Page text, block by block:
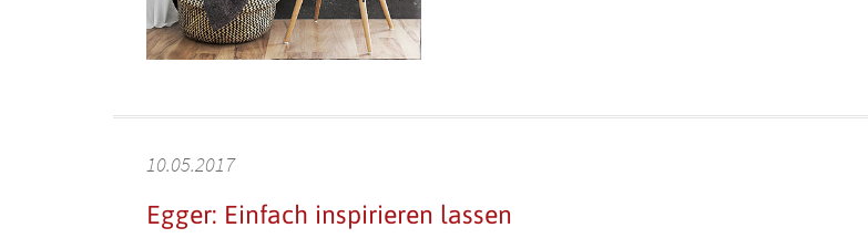
10.05.2017
Egger: Einfach inspirieren lassen